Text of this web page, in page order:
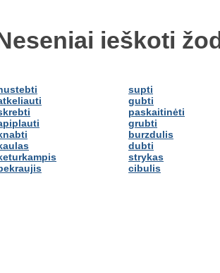
ieškoti
supti
gubti
paskaitinėti
grubti
burzdulis
dubti
strykas
cibulis